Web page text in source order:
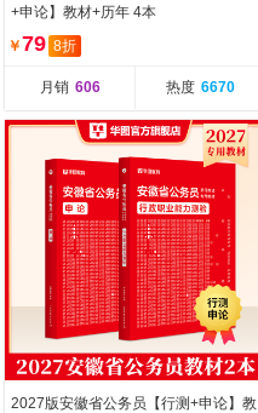
+申论】教材+历年 4本
￥79 8折
月销 606 热度 6670
2027版安徽省公务员【行测+申论】教